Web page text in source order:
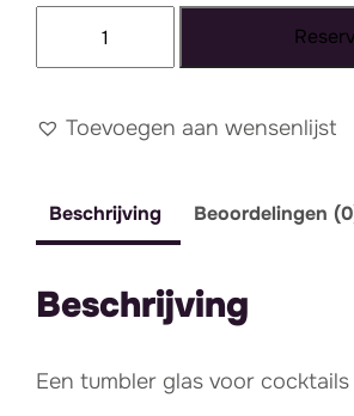
cocktails
Toevoegen aan wensenlijst
Beschrijving Beoordelingen
Beschrijving
Een tumbler glas voor cocktails